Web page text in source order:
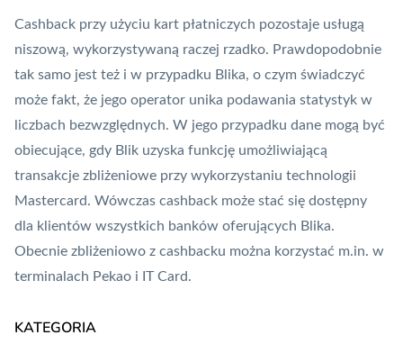
Cashback przy użyciu kart płatniczych pozostaje usługą
niszową, wykorzystywaną raczej rzadko. Prawdopodobnie
tak samo jest też i w przypadku Blika, o czym świadczyć
może fakt, że jego operator unika podawania statystyk w
liczbach bezwzględnych. W jego przypadku dane mogą być
obiecujące, gdy Blik uzyska funkcję umożliwiającą
transakcje zbliżeniowe przy wykorzystaniu technologii
Mastercard. Wówczas cashback może stać się dostępny
dla klientów wszystkich banków oferujących Blika.
Obecnie zbliżeniowo z cashbacku można korzystać m.in. w
terminalach Pekao i IT Card.
KATEGORIA